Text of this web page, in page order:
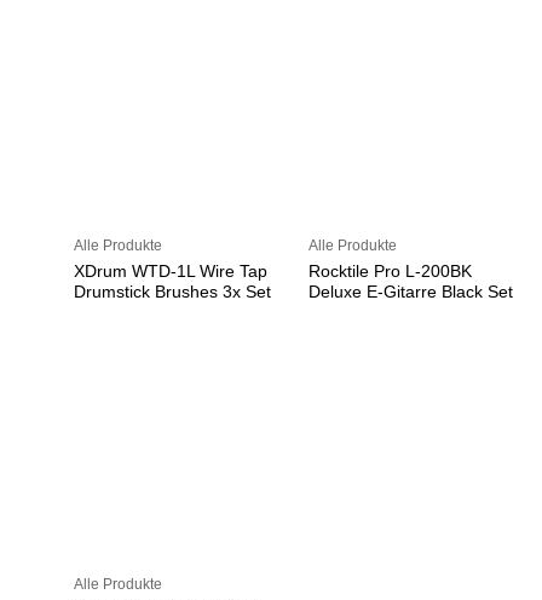
Alle Produkte
XDrum WTD-1L Wire Tap
Drumstick Brushes 3x Set
Alle Produkte
Rocktile Pro L-200BK
Deluxe E-Gitarre Black Set
Alle Produkte